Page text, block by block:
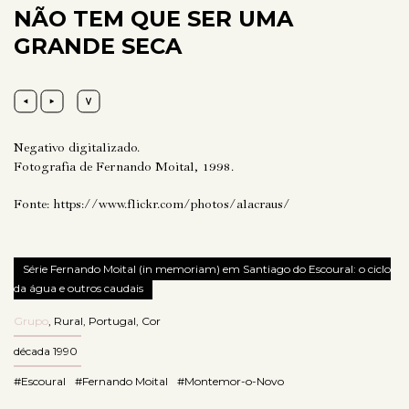
NÃO TEM QUE SER UMA
GRANDE SECA
Negativo digitalizado.
Fotografia de Fernando Moital, 1998.
Fonte: https://www.flickr.com/photos/alacraus/
Série Fernando Moital (in memoriam) em Santiago do Escoural: o ciclo
da água e outros caudais
Grupo, Rural, Portugal, Cor
década 1990
#Escoural #Fernando Moital #Montemor-o-Novo